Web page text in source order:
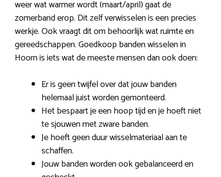
weer wat warmer wordt (maart/april) gaat de
zomerband erop. Dit zelf verwisselen is een precies
werkje. Ook vraagt dit om behoorlijk wat ruimte en
gereedschappen. Goedkoop banden wisselen in
Hoorn is iets wat de meeste mensen dan ook doen:
Er is geen twijfel over dat jouw banden
helemaal juist worden gemonteerd.
Het bespaart je een hoop tijd en je hoeft niet
te sjouwen met zware banden.
Je hoeft geen duur wisselmateriaal aan te
schaffen.
Jouw banden worden ook gebalanceerd en